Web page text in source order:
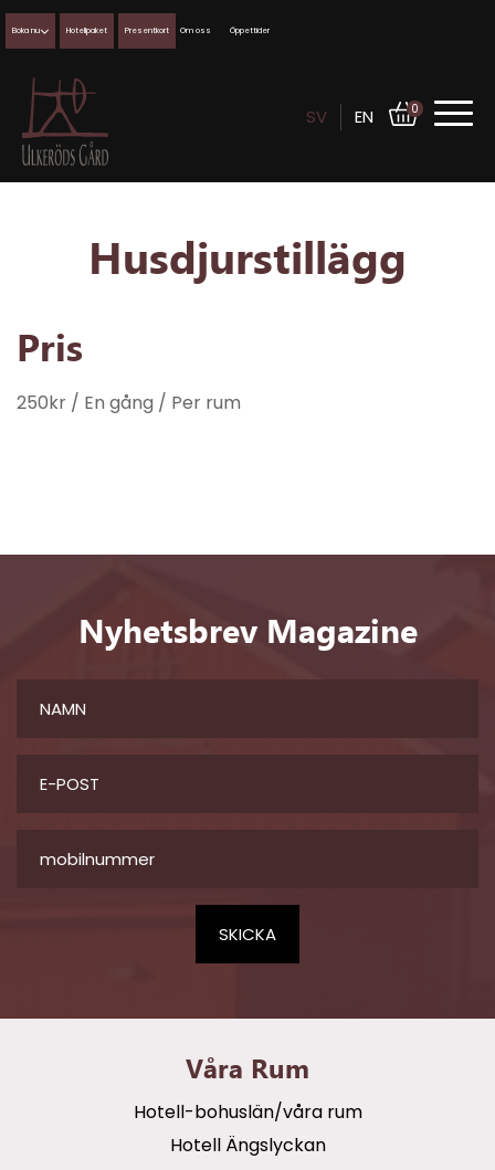
0
Boka nu Hotellpaket Presentkort Om oss Öppettider
SV EN
Husdjurstillägg
Pris
250kr / En gång / Per rum
Våra Rum
Hotell-bohuslän/våra rum
Hotell Ängslyckan
Nyhetsbrev Magazine